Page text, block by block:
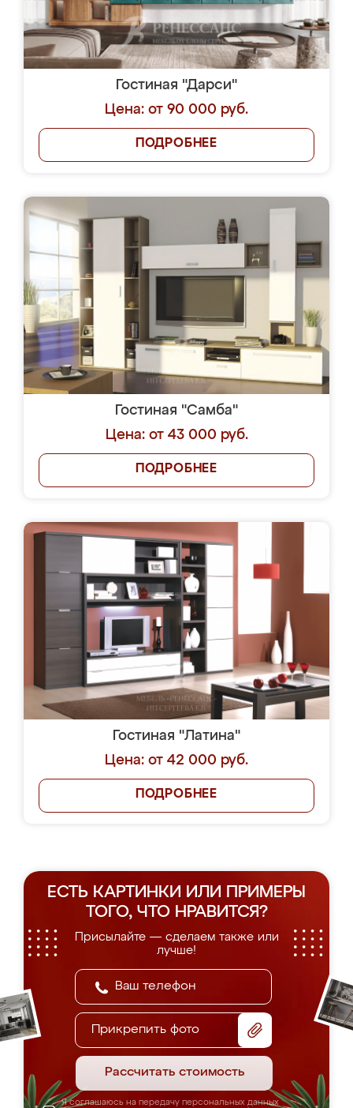
Гостиная "Дарси"
Цена: от 90 000 руб.
ПОДРОБНЕЕ
Гостиная "Самба"
Цена: от 43 000 руб.
ПОДРОБНЕЕ
Гостиная "Латина"
Цена: от 42 000 руб.
ПОДРОБНЕЕ
ЕСТЬ КАРТИНКИ ИЛИ ПРИМЕРЫ
ТОГО, ЧТО НРАВИТСЯ?
Присылайте — сделаем также или
лучше!
Прикрепить фото
Рассчитать стоимость
Я соглашаюсь на передачу персональных данных